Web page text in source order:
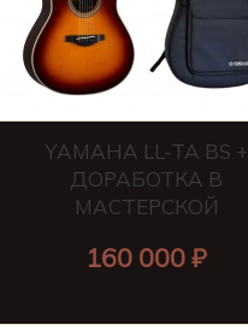
YAMAHA LL-TA BS +
ДОРАБОТКА В
МАСТЕРСКОЙ
160 000 ₽